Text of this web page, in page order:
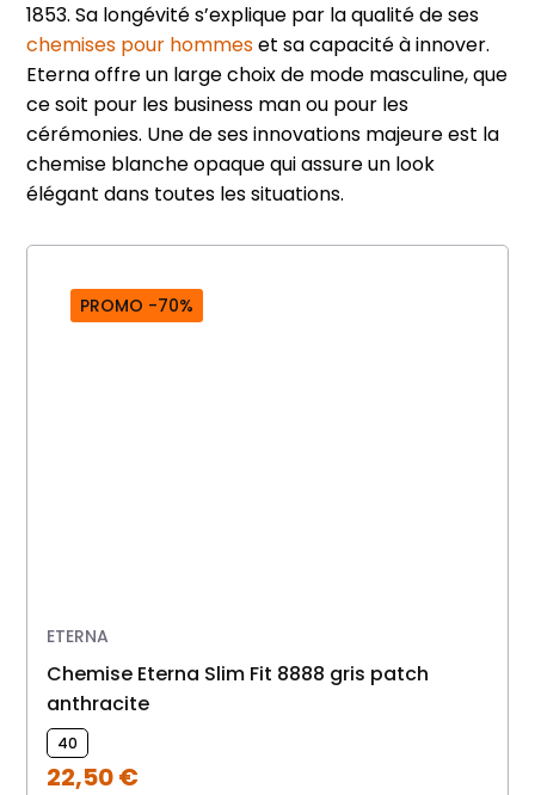
1853. Sa longévité s’explique par la qualité de ses
chemises pour hommeset sa capacité à innover.
Eterna offre un large choix de mode masculine, que
ce soit pour les business man ou pour les
cérémonies. Une de ses innovations majeure est la
chemise blanche opaque qui assure un look
élégant dans toutes les situations.
PROMO -70%
ETERNA
chemise Eterna Slim Fit 8888 gris patch
anthracite
40
22,50€